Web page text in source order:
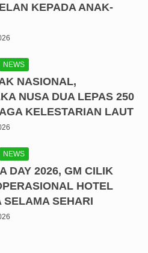
KEPADA ANAK-
NEWS
NASIONAL,
NUSA DUA LEPAS 250
KELESTARIAN LAUT
NEWS
DAY 2026, GM CILIK
HOTEL
SELAMA SEHARI